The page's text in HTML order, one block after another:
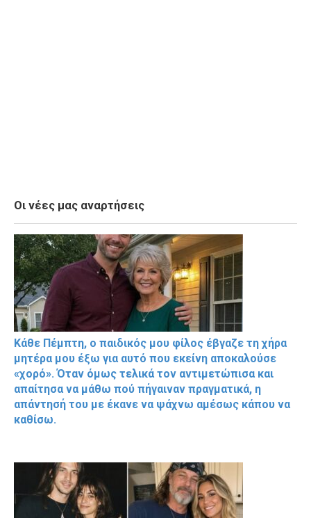
Οι νέες μας αναρτήσεις
Κάθε Πέμπτη, ο παιδικός μου φίλος έβγαζε τη χήρα
μητέρα μου έξω για αυτό που εκείνη αποκαλούσε
«χορό». Όταν όμως τελικά τον αντιμετώπισα και
απαίτησα να μάθω πού πήγαιναν πραγματικά, η
απάντησή του με έκανε να ψάχνω αμέσως κάπου να
καθίσω.